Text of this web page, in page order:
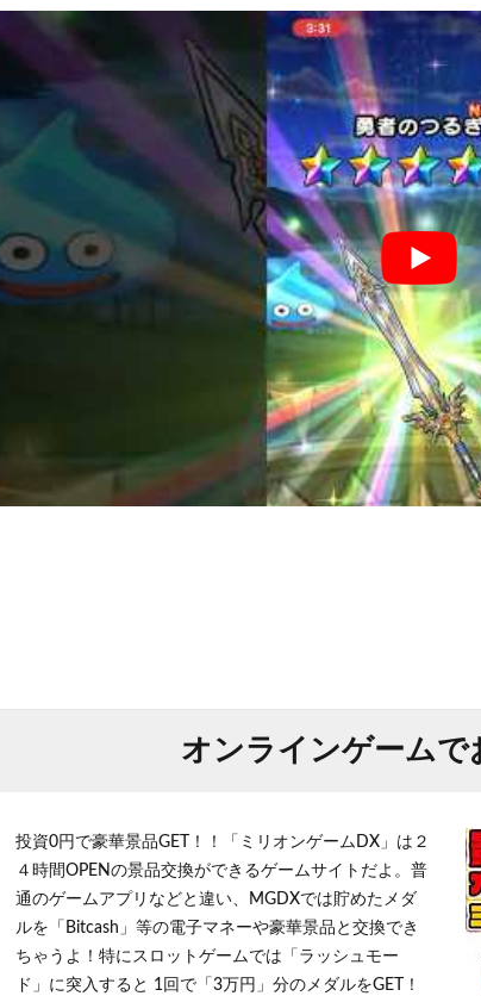
オンラインゲームで
投資0円で豪華景品GET！！「ミリオンゲームDX」は２
４時間OPENの景品交換ができるゲームサイトだよ。普
通のゲームアプリなどと違い、MGDXでは貯めたメダ
ルを「Bitcash」等の電子マネーや豪華景品と交換でき
ちゃうよ！特にスロットゲームでは「ラッシュモー
ド」に突入すると 1回で「3万円」分のメダルをGET！